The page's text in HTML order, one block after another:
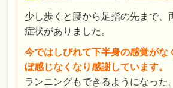
少し歩くと腰から足指の先まで、
症状がありました。
今ではしびれて下半身の感覚がな
ぼ感じなくなり感謝しています。
ランニングもできるようになった。